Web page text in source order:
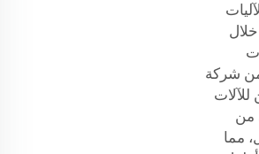
خلال
من شركة
من
مما